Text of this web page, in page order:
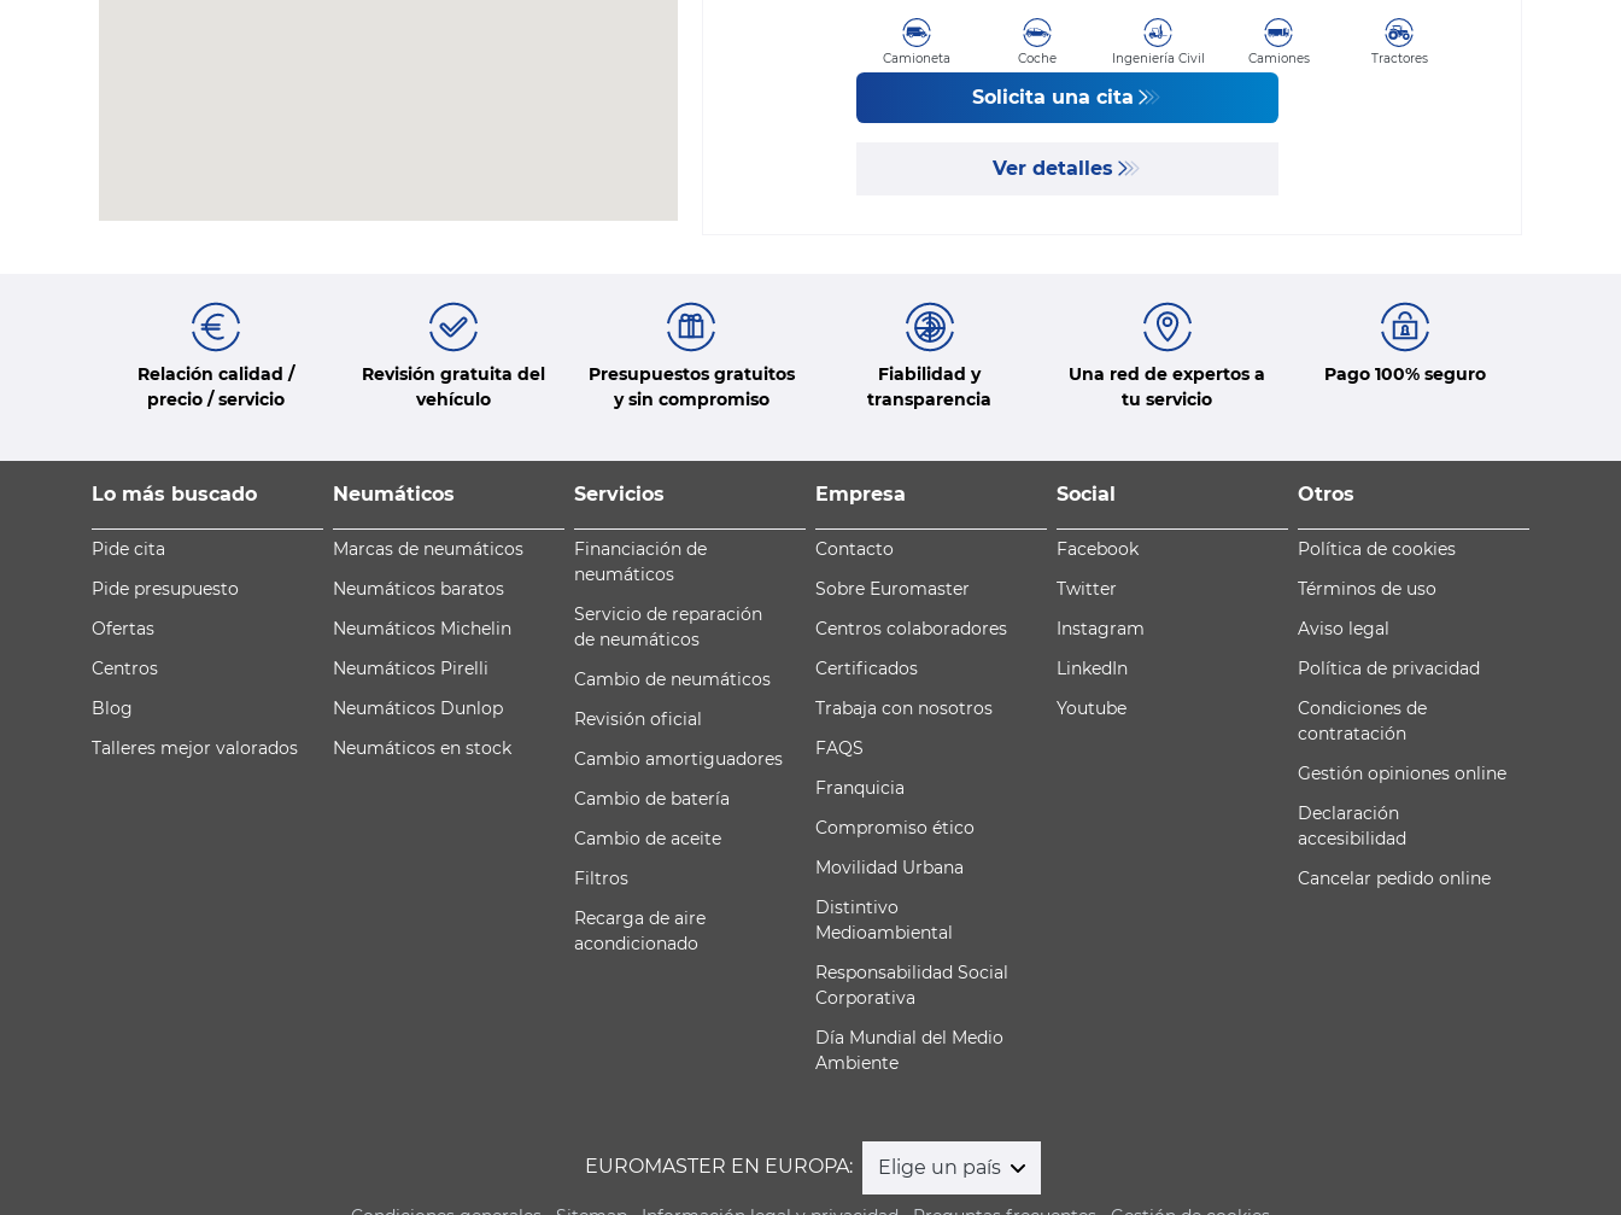
Camioneta Coche Ingeniería Civil Camiones Tractores
Solicita una cita
Ver detalles
Relación calidad /
precio / servicio
Revisión gratuita del
vehículo
Presupuestos gratuitos
y sin compromiso
Fiabilidad y
transparencia
Una red de expertos a
tu servicio
Pago 100% seguro
Lo más buscado
Pide cita
Pide presupuesto
Ofertas
Centros
Blog
Talleres mejor valorados
Neumáticos
Marcas de neumáticos
Neumáticos baratos
Neumáticos Michelin
Neumáticos Pirelli
Neumáticos Dunlop
Neumáticos en stock
Servicios
Financiación de
neumáticos
Servicio de reparación
de neumáticos
Cambio de neumáticos
Revisión oficial
Cambio amortiguadores
Cambio de batería
Cambio de aceite
Filtros
Recarga de aire
acondicionado
Empresa
Contacto
Sobre Euromaster
Centros colaboradores
Certificados
Trabaja con nosotros
FAQS
Franquicia
Compromiso ético
Movilidad Urbana
Distintivo
Medioambiental
Responsabilidad Social
Corporativa
Día Mundial del Medio
Ambiente
Social
Facebook
Twitter
Instagram
LinkedIn
Youtube
Otros
Política de cookies
Términos de uso
Aviso legal
Política de privacidad
Condiciones de
contratación
Gestión opiniones online
Declaración
accesibilidad
Cancelar pedido online
EUROMASTER EN EUROPA: Elige un país